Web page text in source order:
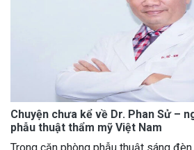
Chuyện chưa kể về Dr. Phan Sử –
phẫu thuật thẩm mỹ Việt Nam